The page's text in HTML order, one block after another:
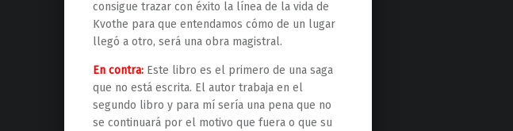
consigue trazar con éxito la línea de la vida de
Kvothe para que entendamos cómo de un lugar
llegó a otro, será una obra magistral.
En contra: Este libro es el primero de una saga
que no está escrita. El autor trabaja en el
segundo libro y para mí sería una pena que no
se continuará por el motivo que fuera o que su